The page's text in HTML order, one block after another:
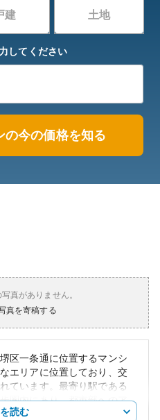
建 土地
してください
の今の価格を知る
真がありません。
真を寄稿する
区一条通に位置するマンシ
エリアに位置しており、交
ています。最寄り駅である
圏内にあり、都市部へのア
読む